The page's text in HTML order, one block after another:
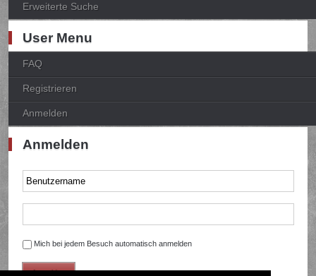
Erweiterte Suche
User Menu
FAQ
Registrieren
Anmelden
Anmelden
Mich bei jedem Besuch automatisch anmelden